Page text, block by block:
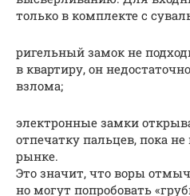
только в комплекте с
ригельный замок не
в квартиру, он
взлома;
электронные замки
отпечатку пальцев, пока
рынке.
Это значит, что воры
но могут попробовать